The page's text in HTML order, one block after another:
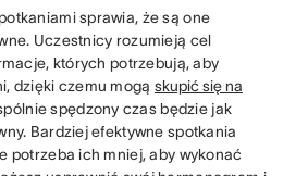
sprawia, że są one
Uczestnicy rozumieją cel
których potrzebują, aby
dzięki czemu mogą skupić się na
spędzony czas będzie jak
Bardziej efektywne spotkania
potrzeba ich mniej, aby wykonać